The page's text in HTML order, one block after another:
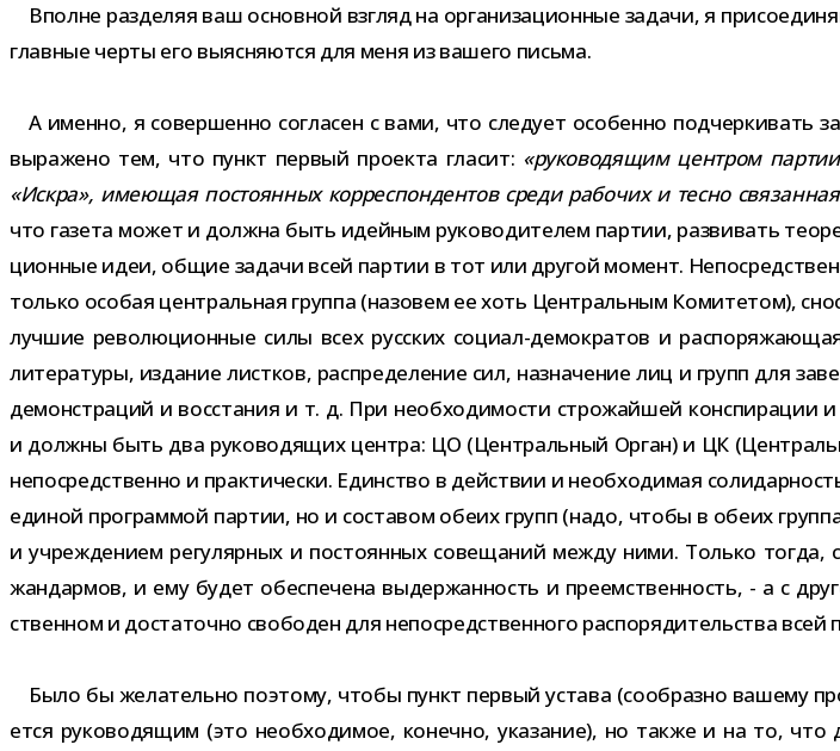
Вполне раз­де­ляя ваш основ­ной взгляд на орга­ни­за­ци­он­ные задачи, я
глав­ные черты его выяс­ня­ются для меня из вашего письма.
А именно, я совер­шенно согла­сен с вами, что сле­дует осо­бенно под­чер­ки­вать
выра­жено тем, что пункт пер­вый про­екта гла­сит: «руко­во­дя­щим цен­тром
«Искра», име­ю­щая посто­ян­ных кор­ре­спон­ден­тов среди рабо­чих и тесно
что газета может и должна быть идей­ным руко­во­ди­те­лем пар­тии, раз­ви­вать
ци­он­ные идеи, общие задачи всей пар­тии в тот или дру­гой момент.
только осо­бая цен­траль­ная группа (назо­вем ее хоть Центральным Комитетом),
луч­шие рево­лю­ци­он­ные силы всех рус­ских социал-​демократов и
лите­ра­туры, изда­ние лист­ков, рас­пре­де­ле­ние сил, назна­че­ние лиц и групп для
демон­стра­ций и вос­ста­ния и т. д. При необ­хо­ди­мо­сти стро­жай­шей кон­спи­ра­ции
и должны быть два руко­во­дя­щих цен­тра: ЦО (Центральный Орган) и ЦК
непо­сред­ственно и прак­ти­че­ски. Единство в дей­ствии и необ­хо­ди­мая
еди­ной про­грам­мой пар­тии, но и соста­вом обеих групп (надо, чтобы в обеих
и учре­жде­нием регу­ляр­ных и посто­ян­ных сове­ща­ний между ними. Только тогда,
жан­дар­мов, и ему будет обес­пе­чена выдер­жан­ность и пре­ем­ствен­ность, - а с
ствен­ном и доста­точно сво­бо­ден для непо­сред­ствен­ного рас­по­ря­ди­тель­ства
Было бы жела­тельно поэтому, чтобы пункт пер­вый устава (сооб­разно вашему
ется руко­во­дя­щим (это необ­хо­ди­мое, конечно, ука­за­ние), но также и на то, что